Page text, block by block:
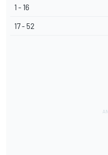
1 - 16
17 - 52